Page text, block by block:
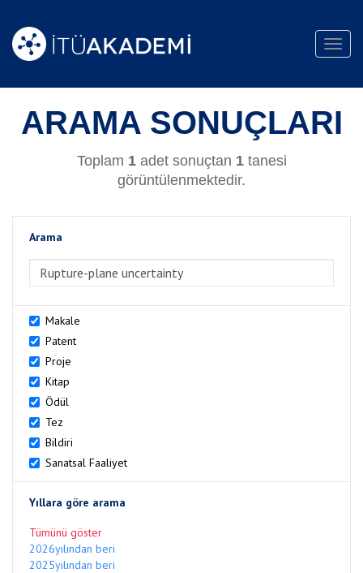
ARAMA SONUÇLARI
Toplam 1adet sonuçtan 1tanesi
görüntülenmektedir.
Arama
Makale
Patent
Proje
Kitap
Ödül
Tez
Bildiri
Sanatsal Faaliyet
Yıllara göre arama
Tümünü göster
2026yılından beri
2025yılından beri